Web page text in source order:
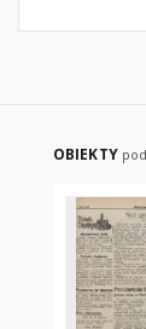
OBIEKTY